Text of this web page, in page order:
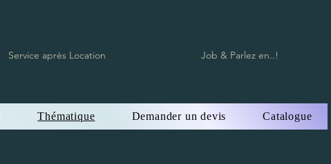
Thématique Demander un devis Catalogue
Service après Location Job & Parlez en..!